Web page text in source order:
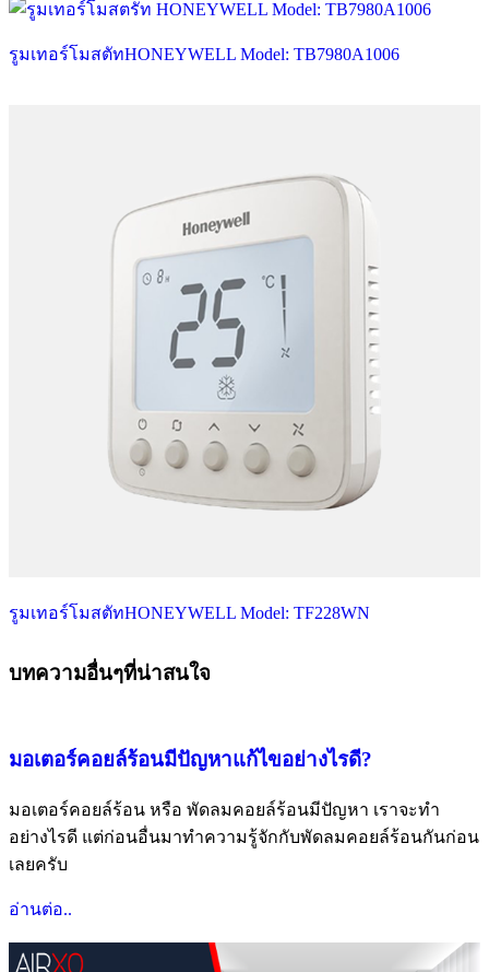
รูมเทอร์โมสตัทHONEYWELL Model: TB7980A1006
รูมเทอร์โมสตัทHONEYWELL Model: TF228WN
บทความอื่นๆที่น่าสนใจ
มอเตอร์คอยล์ร้อนมีปัญหาแก้ไขอย่างไรดี?
มอเตอร์คอยล์ร้อน หรือ พัดลมคอยล์ร้อนมีปัญหา เราจะทำ
อย่างไรดี แต่ก่อนอื่นมาทำความรู้จักกับพัดลมคอยล์ร้อนกันก่อน
เลยครับ
อ่านต่อ..